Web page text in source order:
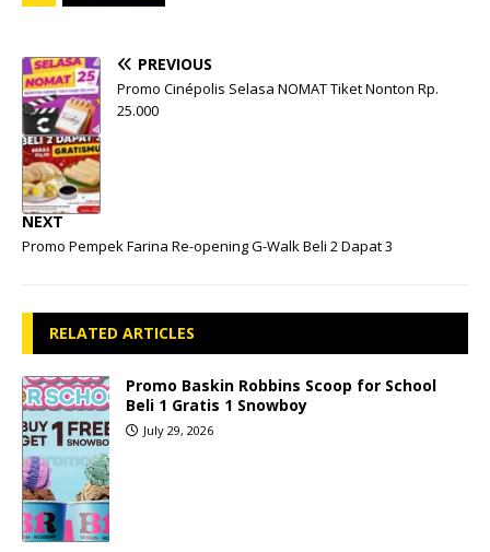
PREVIOUS
Promo Cinépolis Selasa NOMAT Tiket Nonton Rp.
25.000
NEXT
Promo Pempek Farina Re-opening G-Walk Beli 2 Dapat 3
RELATED ARTICLES
Promo Baskin Robbins Scoop for School
Beli 1 Gratis 1 Snowboy
July 29, 2026